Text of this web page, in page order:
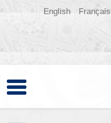
Français
English